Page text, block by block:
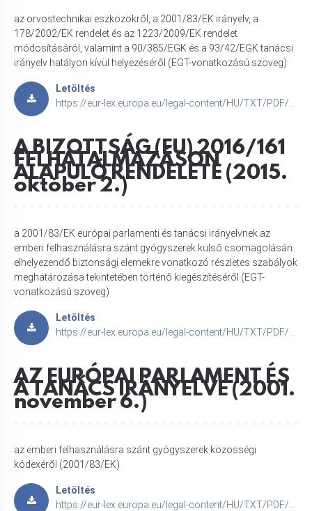
az orvostechnikai eszközökről, a 2001/83/EK irányelv, a
178/2002/EK rendelet és az 1223/2009/EK rendelet
módosításáról, valamint a 90/385/EGK és a 93/42/EGK tanácsi
irányelv hatályon kívül helyezéséről (EGT-vonatkozású szöveg)
Letöltés
https://eur-lex.europa.eu/legal-content/HU/TXT/PDF/?uri=CELEX:32017R0745
A BIZOTTSÁG (EU) 2016/161
FELHATALMAZÁSON
ALAPULÓ RENDELETE (2015.
október 2.)
a 2001/83/EK európai parlamenti és tanácsi irányelvnek az
emberi felhasználásra szánt gyógyszerek külső csomagolásán
elhelyezendő biztonsági elemekre vonatkozó részletes szabályok
meghatározása tekintetében történő kiegészítéséről (EGT-
vonatkozású szöveg)
Letöltés
https://eur-lex.europa.eu/legal-content/HU/TXT/PDF/?uri=CELEX:32016R0161
AZ EURÓPAI PARLAMENT ÉS
A TANÁCS IRÁNYELVE (2001.
november 6.)
az emberi felhasználásra szánt gyógyszerek közösségi
kódexéről (2001/83/EK)
Letöltés
https://eur-lex.europa.eu/legal-content/HU/TXT/PDF/?uri=CELEX:32001L0083